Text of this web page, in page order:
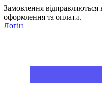
Замовлення
оформлення та оплати.
Логін